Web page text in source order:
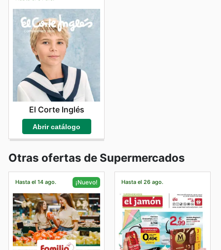
El Corte Inglés
Abrir catálogo
Otras ofertas de Supermercados
Hasta el 14 ago. ¡Nuevo! Hasta el 26 ago.